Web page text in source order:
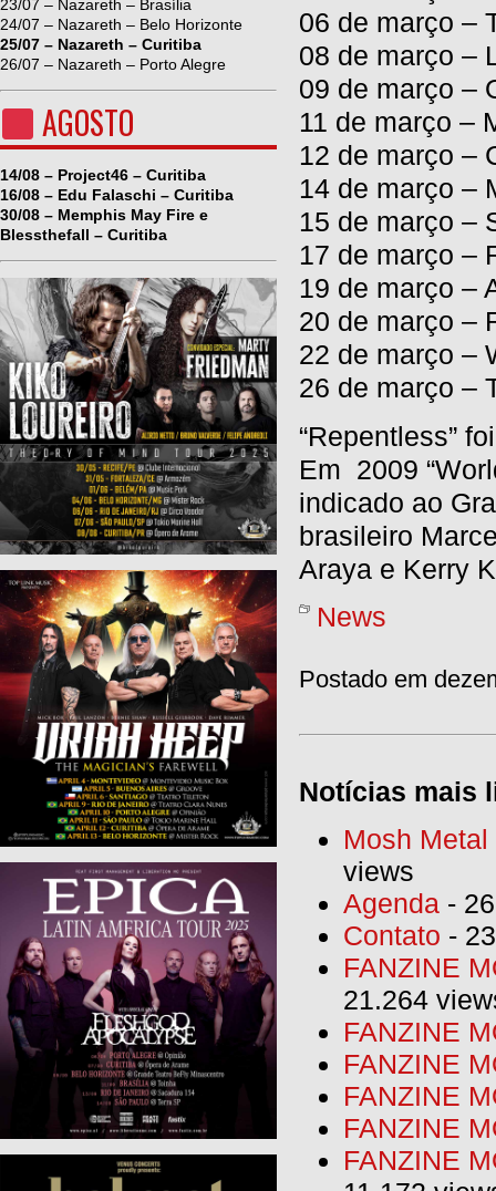
23/07 – Nazareth – Brasília
24/07 – Nazareth – Belo Horizonte
25/07 – Nazareth – Curitiba
26/07 – Nazareth – Porto Alegre
AGOSTO
14/08 – Project46 – Curitiba
16/08 – Edu Falaschi – Curitiba
30/08 – Memphis May Fire e
Blessthefall – Curitiba
06 de março –
08 de março –
09 de março –
11 de março –
12 de março –
14 de março –
15 de março –
17 de março –
19 de março –
20 de março –
22 de março –
26 de março –
“Repentless”
Em 2009
indicado ao
brasileiro
Araya e Kerry
News
Postado em
Notícias mais
Mosh
views
Agenda -
Contato -
FANZINE
21.264
FANZINE
FANZINE
FANZINE
FANZINE
FANZINE